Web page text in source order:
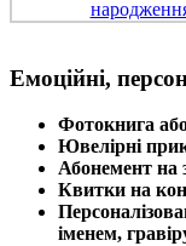
Емоційні,
Фотокнига
Ювелірні
Абонемент на
Квитки на
іменем,